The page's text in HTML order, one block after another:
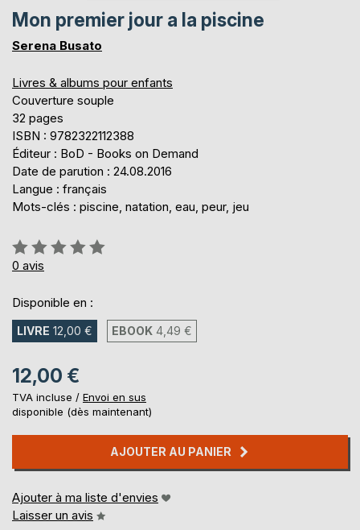
Mon premier jour a la piscine
Serena Busato
Livres & albums pour enfants
Couverture souple
32 pages
ISBN : 9782322112388
Éditeur : BoD - Books on Demand
Date de parution : 24.08.2016
Langue : français
Mots-clés : piscine, natation, eau, peur, jeu
Évaluation:
0%
0 avis
Disponible en :
LIVRE 12,00 € EBOOK 4,49 €
12,00 €
TVA incluse / Envoi en sus
disponible (dès maintenant)
AJOUTER AU PANIER
Ajouter à ma liste d'envies
Laisser un avis